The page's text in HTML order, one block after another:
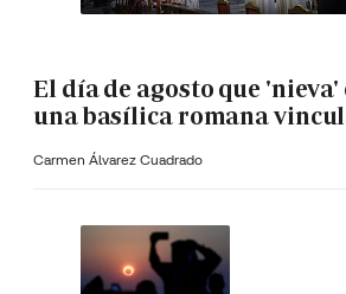
El día de agosto que 'nieva'
una basílica romana
Carmen Álvarez Cuadrado